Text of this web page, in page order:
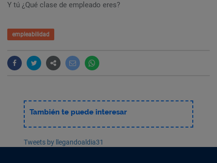
Y tú ¿Qué clase de empleado eres?
empleabilidad
También te puede interesar
Tweets by llegandoaldia31